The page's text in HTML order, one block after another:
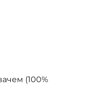
(100%